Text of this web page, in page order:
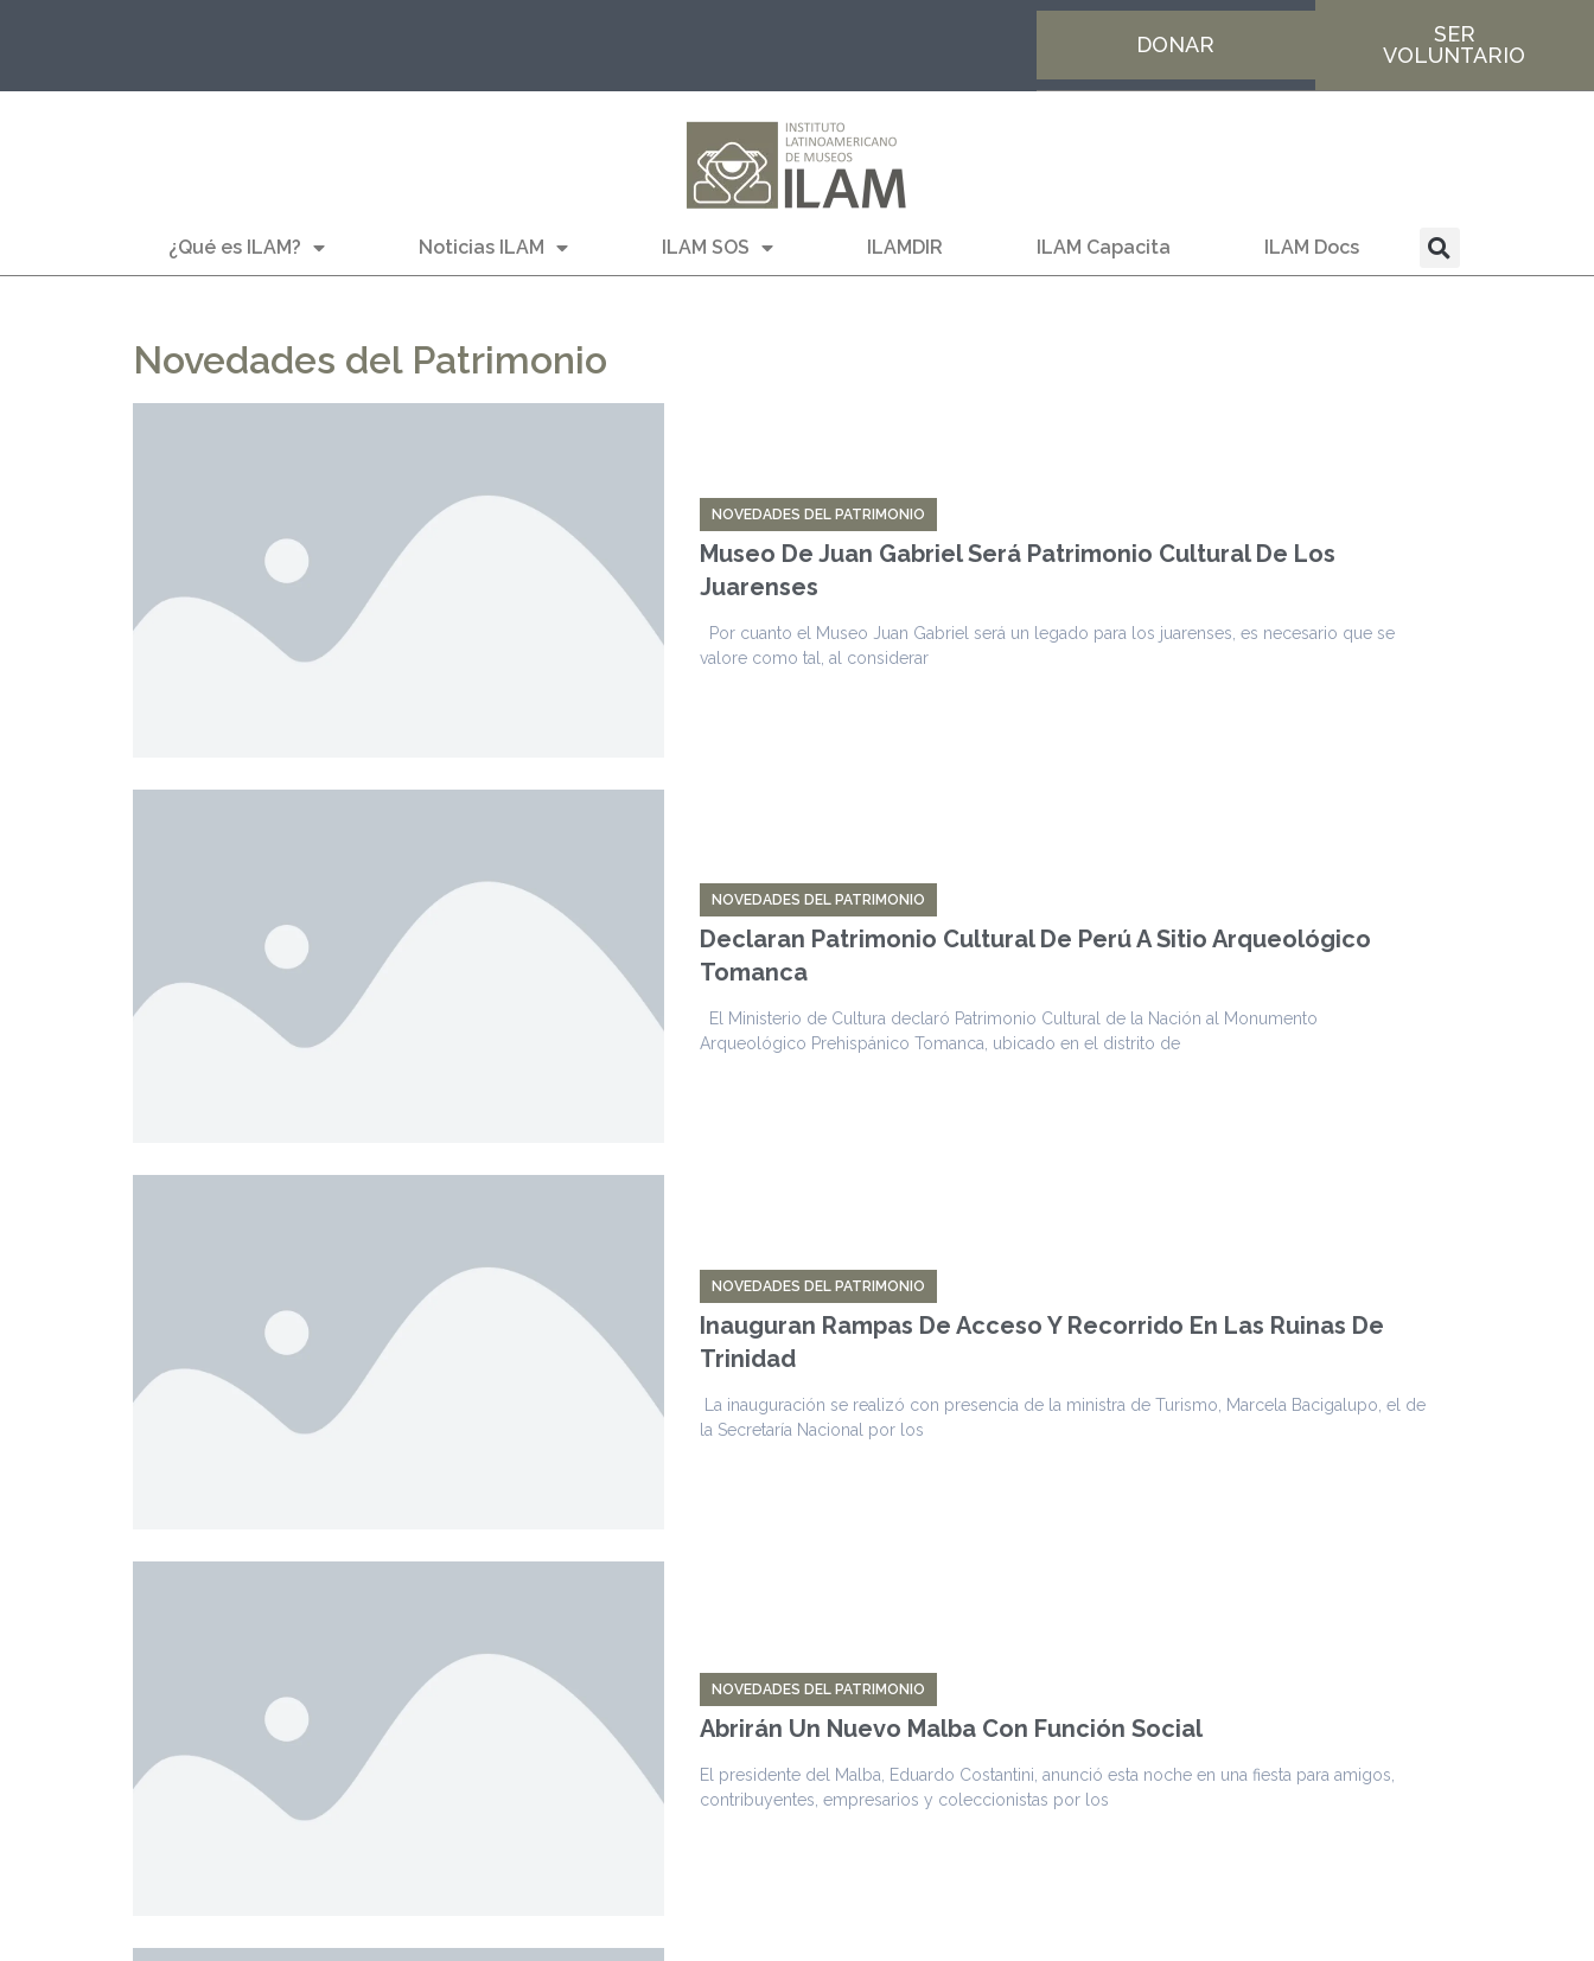
DONAR
SER
VOLUNTARIO
¿Qué es ILAM? Noticias ILAM ILAM SOS ILAMDIR ILAM Capacita ILAM Docs
Novedades del Patrimonio
NOVEDADES DEL PATRIMONIO
Museo De Juan Gabriel Será Patrimonio Cultural De Los
Juarenses
Por cuanto el Museo Juan Gabriel será un legado para los juarenses, es necesario que se
valore como tal, al considerar
NOVEDADES DEL PATRIMONIO
Declaran Patrimonio Cultural De Perú A Sitio Arqueológico
Tomanca
El Ministerio de Cultura declaró Patrimonio Cultural de la Nación al Monumento
Arqueológico Prehispánico Tomanca, ubicado en el distrito de
NOVEDADES DEL PATRIMONIO
Inauguran Rampas De Acceso Y Recorrido En Las Ruinas De
Trinidad
La inauguración se realizó con presencia de la ministra de Turismo, Marcela Bacigalupo, el de
la Secretaría Nacional por los
NOVEDADES DEL PATRIMONIO
Abrirán Un Nuevo Malba Con Función Social
El presidente del Malba, Eduardo Costantini, anunció esta noche en una fiesta para amigos,
contribuyentes, empresarios y coleccionistas por los